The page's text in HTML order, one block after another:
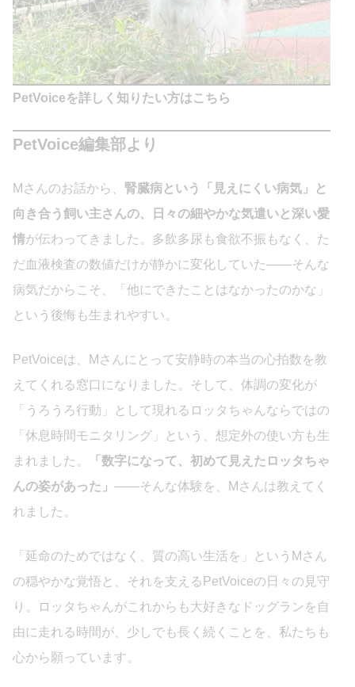
PetVoiceを詳しく知りたい方はこちら
PetVoice編集部より
Mさんのお話から、 腎臓病という「見えにくい病気」と
向き合う飼い主さんの、日々の細やかな気遣いと深い愛
情が伝わってきました。多飲多尿も食欲不振もなく、た
だ血液検査の数値だけが静かに変化していた——そんな
病気だからこそ、「他にできたことはなかったのかな」
という後悔も生まれやすい。
PetVoiceは、Mさんにとって安静時の本当の心拍数を教
えてくれる窓口になりました。そして、体調の変化が
「うろうろ行動」として現れるロッタちゃんならではの
「休息時間モニタリング」という、想定外の使い方も生
まれました。
「数字になって、初めて見えたロッタちゃ
んの姿があった」 ——そんな体験を、Mさんは教えてく
れました。
「延命のためではなく、質の高い生活を」というMさん
の穏やかな覚悟と、それを支えるPetVoiceの日々の見守
り。ロッタちゃんがこれからも大好きなドッグランを自
由に走れる時間が、少しでも長く続くことを、私たちも
心から願っています。